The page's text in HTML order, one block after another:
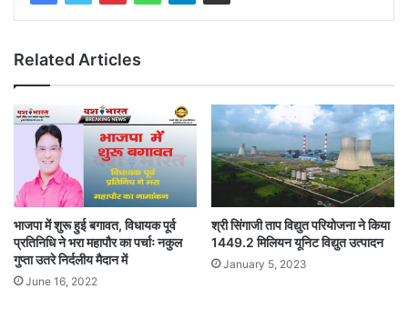
Related Articles
भाजपा में शुरू हुई बगावत, विधायक पूर्व
प्रतिनिधि ने भरा महापौर का पर्चाः नकुल
गुप्ता उतरे निर्दलीय मैदान में
June 16, 2022
श्री सिंगाजी ताप विद्युत परियोजना ने किया
1449.2 मिलियन यूनिट विद्युत उत्पादन
January 5, 2023